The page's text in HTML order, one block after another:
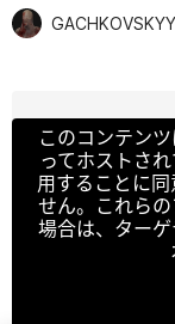
GACHKOVSKYY
このコンテン
ってホストさ
用することに
せん。これら
場合は、ター